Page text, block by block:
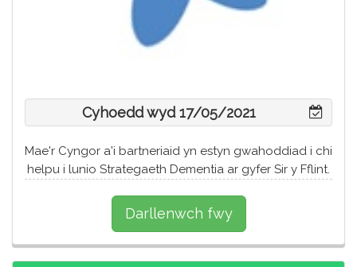
Cyhoedd wyd 17/05/2021
Mae'r Cyngor a'i bartneriaid yn estyn gwahoddiad i chi
helpu i lunio Strategaeth Dementia ar gyfer Sir y Fflint.
Darllenwch fwy